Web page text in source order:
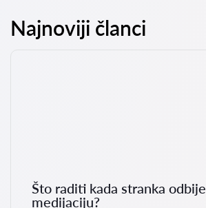
Najnoviji članci
Što raditi kada stranka odbije
medijaciju?